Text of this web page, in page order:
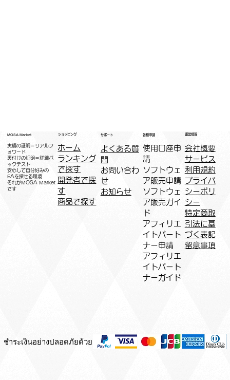
MOSA Market
実績の証明＝リアルフ
ォワード
裏付けの証明＝詳細バ
ックテスト
安心して自分好みの
EAを探せる環境
​それがMOSA Market
です
ショッピング
ホーム
ランキング
で探す
開発者で探
す
商品で探す
サポート
よくある質
問
お問い合わ
せ
お知らせ
各種申請
​使用口座申
請
ソフトウェ
ア販売申請
ソフトウェ
ア販売ガイ
ド
アフィリエ
イトパート
ナー申請​
​アフィリエ
イトパート
ナーガイド
運営情報
会社概要
サービス
利用規約
プライバ
シーポリ
シー
特定商取
引法に基
づく表記
​留意事項
ชำระเงินอย่างปลอดภัยด้วย